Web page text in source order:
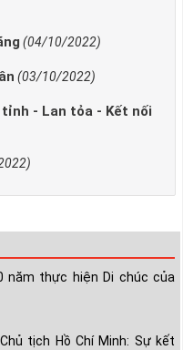
(04/10/2022)
(03/10/2022)
- Lan tỏa - Kết nối
năm thực hiện Di chúc của
tịch Hồ Chí Minh: Sự kết